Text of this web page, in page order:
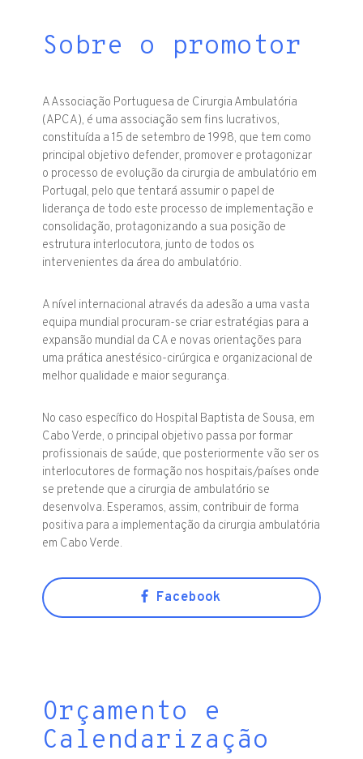
Sobre o promotor
A Associação Portuguesa de Cirurgia Ambulatória
(APCA), é uma associação sem fins lucrativos,
constituída a 15 de setembro de 1998, que tem como
principal objetivo defender, promover e protagonizar
o processo de evolução da cirurgia de ambulatório em
Portugal, pelo que tentará assumir o papel de
liderança de todo este processo de implementação e
consolidação, protagonizando a sua posição de
estrutura interlocutora, junto de todos os
intervenientes da área do ambulatório.
A nível internacional através da adesão a uma vasta
equipa mundial procuram-se criar estratégias para a
expansão mundial da CA e novas orientações para
uma prática anestésico-cirúrgica e organizacional de
melhor qualidade e maior segurança.
No caso específico do Hospital Baptista de Sousa, em
Cabo Verde, o principal objetivo passa por formar
profissionais de saúde, que posteriormente vão ser os
interlocutores de formação nos hospitais/países onde
se pretende que a cirurgia de ambulatório se
desenvolva. Esperamos, assim, contribuir de forma
positiva para a implementação da cirurgia ambulatória
em Cabo Verde.
Facebook
Orçamento e
Calendarização